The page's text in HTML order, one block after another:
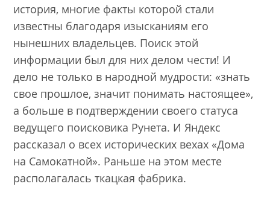
история, многие факты которой стали
известны благодаря изысканиям его
нынешних владельцев. Поиск этой
информации был для них делом чести! И
дело не только в народной мудрости: «знать
свое прошлое, значит понимать настоящее»,
а больше в подтверждении своего статуса
ведущего поисковика Рунета. И Яндекс
рассказал о всех исторических вехах «Дома
на Самокатной». Раньше на этом месте
располагалась ткацкая фабрика.